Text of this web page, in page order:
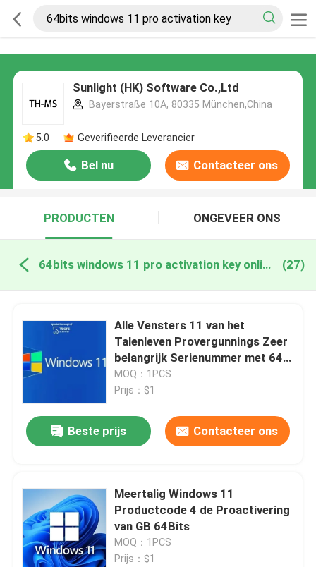
Sunlight (HK) Software Co.,Ltd
Bayerstraße 10A, 80335 München,China
5.0 Geverifieerde Leverancier
Bel nu Contacteer ons
PRODUCTEN ONGEVEER ONS
64bits windows 11 pro activation key online fabricage (27)
Alle Vensters 11 van het
Talenleven Provergunnings Zeer
belangrijk Serienummer met 64
bits
MOQ：1PCS
Prijs：$1
Beste prijs Contacteer ons
Meertalig Windows 11
Productcode 4 de Proactivering
van GB 64Bits
MOQ：1PCS
Prijs：$1